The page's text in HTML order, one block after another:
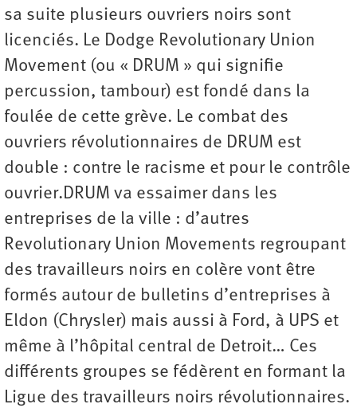
sa suite plusieurs ouvriers noirs sont
licenciés. Le Dodge Revolutionary Union
Movement (ou « DRUM » qui signifie
percussion, tambour) est fondé dans la
foulée de cette grève. Le combat des
ouvriers révolutionnaires de DRUM est
double : contre le racisme et pour le contrôle
ouvrier.DRUM va essaimer dans les
entreprises de la ville : d’autres
Revolutionary Union Movements regroupant
des travailleurs noirs en colère vont être
formés autour de bulletins d’entreprises à
Eldon (Chrysler) mais aussi à Ford, à UPS et
même à l’hôpital central de Detroit… Ces
différents groupes se fédèrent en formant la
Ligue des travailleurs noirs révolutionnaires.